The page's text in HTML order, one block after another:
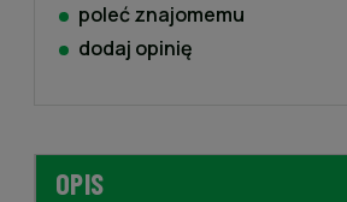
poleć znajomemu
dodaj opinię
OPIS